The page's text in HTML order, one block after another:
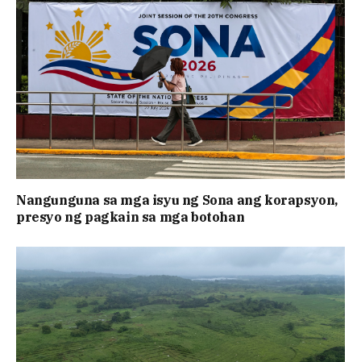
Nangunguna sa mga isyu ng Sona ang korapsyon,
presyo ng pagkain sa mga botohan